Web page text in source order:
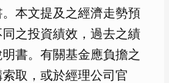
本文提及之經濟走勢預
之投資績效，過去之績
書。有關基金應負擔之
取，或於經理公司官